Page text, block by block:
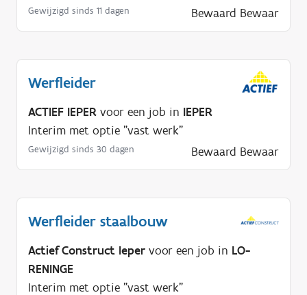
Gewijzigd sinds 11 dagen Bewaard Bewaar
Werfleider
ACTIEF IEPER voor een job in IEPER
Interim met optie "vast werk"
Gewijzigd sinds 30 dagen Bewaard Bewaar
Werfleider staalbouw
Actief Construct Ieper voor een job in LO-
RENINGE
Interim met optie "vast werk"